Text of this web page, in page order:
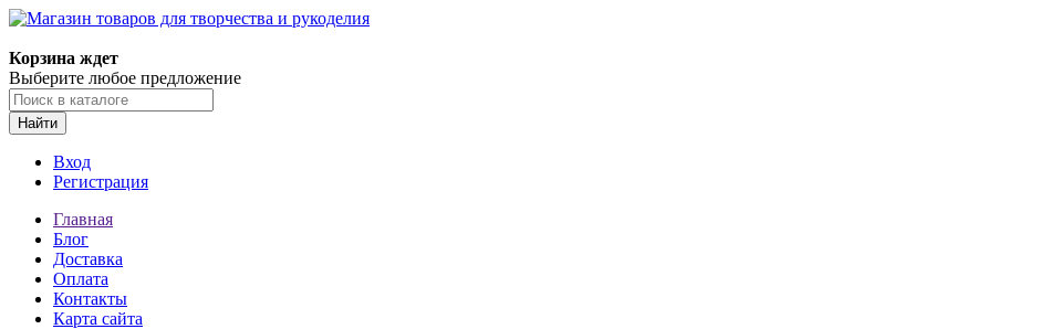
Корзина ждет
Выберите любое предложение
Найти
Вход
Регистрация
Главная
Блог
Доставка
Оплата
Контакты
Карта сайта